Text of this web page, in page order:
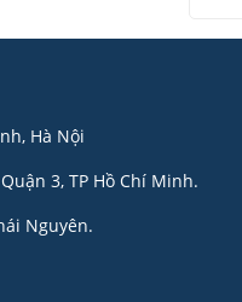
Hà Nội
3, TP Hồ Chí Minh.
Nguyên.